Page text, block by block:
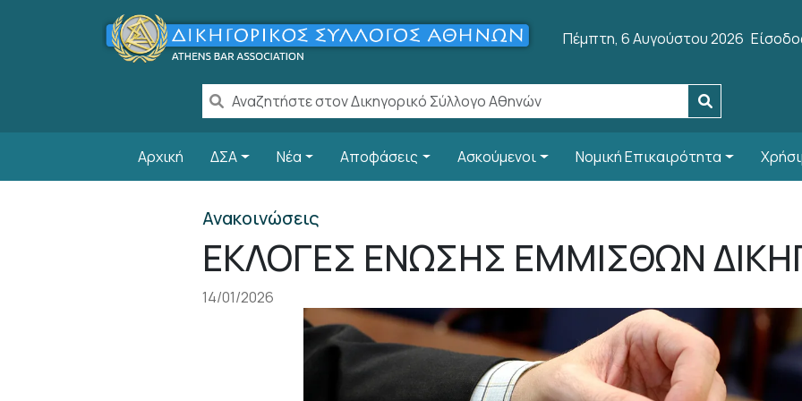
Παράκαμψη προς το κυρίως περιεχόμενο
Πέμπτη, 6 Αυγούστου 2026User
Αρχική ΔΣΑ Νέα Αποφάσεις Ασκούμενοι Νομική Επικαιρότητα
Ανακοινώσεις
ΕΚΛΟΓΕΣ ΕΝΩΣΗΣ ΕΜΜΙΣΘΩΝ
14/01/2026